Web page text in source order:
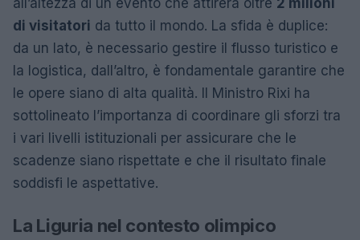
di visitatori da tutto il mondo. La sfida è duplice:
da un lato, è necessario gestire il flusso turistico e
la logistica, dall’altro, è fondamentale garantire che
le opere siano di alta qualità. Il Ministro Rixi ha
sottolineato l’importanza di coordinare gli sforzi tra
i vari livelli istituzionali per assicurare che le
scadenze siano rispettate e che il risultato finale
soddisfi le aspettative.
La Liguria nel contesto olimpico